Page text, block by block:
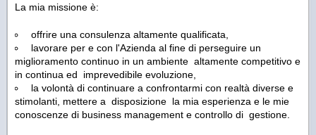
La mia missione è:
offrire una consulenza altamente qualificata,
lavorare per e con l'Azienda al fine di perseguire un
miglioramento continuo in un ambiente altamente competitivo e
in continua ed imprevedibile evoluzione,
la volontà di continuare a confrontarmi con realtà diverse e
stimolanti, mettere a disposizione la mia esperienza e le mie
conoscenze di business management e controllo di gestione.